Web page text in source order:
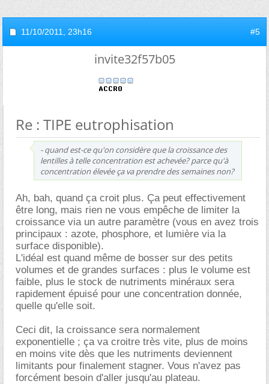
11/10/2011, 23h16 #5
invite32f57b05
Re : TIPE eutrophisation
- quand est-ce qu'on considère que la croissance des
lentilles à telle concentration est achevée? parce qu'à
concentration élevée ça va prendre des semaines non?
Ah, bah, quand ça croit plus. Ça peut effectivement
être long, mais rien ne vous empêche de limiter la
croissance via un autre paramètre (vous en avez trois
principaux : azote, phosphore, et lumière via la
surface disponible).
L'idéal est quand même de bosser sur des petits
volumes et de grandes surfaces : plus le volume est
faible, plus le stock de nutriments minéraux sera
rapidement épuisé pour une concentration donnée,
quelle qu'elle soit.
Ceci dit, la croissance sera normalement
exponentielle ; ça va croitre très vite, plus de moins
en moins vite dès que les nutriments deviennent
limitants pour finalement stagner. Vous n'avez pas
forcément besoin d'aller jusqu'au plateau.